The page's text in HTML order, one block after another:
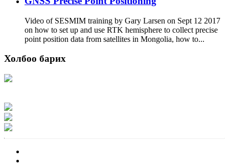
Video of SESMIM training by Gary Larsen on Sept 12 2017
on how to set up and use RTK hemisphere to collect precise
point position data from satellites in Mongolia, how to...
Холбоо барих